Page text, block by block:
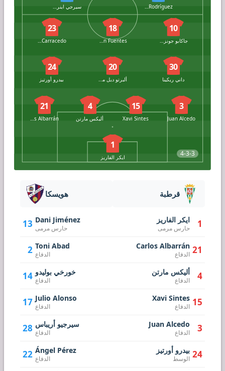
Enol Rodríguez سيرجي اينريش
4-3-3
10
جاكابو جونزاليس
18
Adrián Fuentes
23
Cristian Carracedo
30
داني ريكينا
20
ألبرتو ديل مورال
24
بيدرو أورتيز
3
Juan Alcedo
15
Xavi Sintes
4
أليكس مارتن
21
1
ايكر الفاريز
هويسكا
13 Dani Jiménez
حارس مرمى
2 Toni Abad
الدفاع
14 خورخي بوليدو
الدفاع
17 Julio Alonso
الدفاع
28 سيرجيو أريباس
الدفاع
22 Ángel Pérez
الدفاع
قرطبة
1 ايكر الفاريز
حارس مرمى
21
Carlos Albarrán
الدفاع
4 أليكس مارتن
الدفاع
15
Xavi Sintes
الدفاع
3
Juan Alcedo
الدفاع
24 بيدرو أورتيز
الوسط